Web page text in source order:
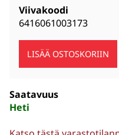
Viivakoodi
6416061003173
Saatavuus
Heti